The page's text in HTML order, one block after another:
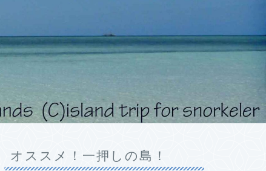
オススメ！一押しの島！